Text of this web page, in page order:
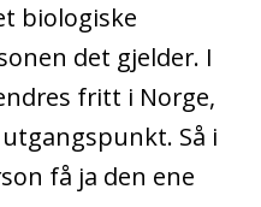
biologiske
det gjelder. I
fritt i Norge,
Så i
få ja den ene